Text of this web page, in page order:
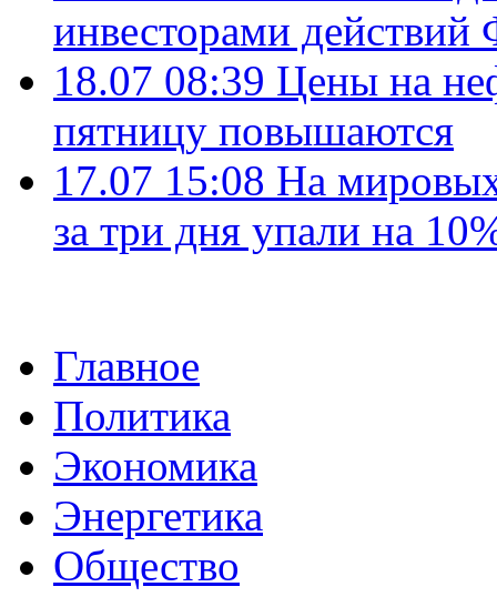
инвесторами
18.07 08:39 Цены на
пятницу повышаются
17.07 15:08 На
за три дня упали на
Главное
Политика
Экономика
Энергетика
Общество